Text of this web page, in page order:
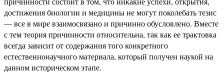
достижения биологии и медицины не могут поколебать тезис
— все в мире взаимосвязано и причинно обусловлено. Вместе
с тем теория причинности относительна, так как ее трактовка
всегда зависит от содержания того конкретного
естественнонаучного материала, который получен наукой на
данном историческом этапе.